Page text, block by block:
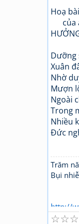
Hoạ
của
Dưỡng
Xuân
Nhờ
Mượn
Ngoài
Trong
Nhiều
Đức
Trăm
Bụi
http://
☆
☆
☆